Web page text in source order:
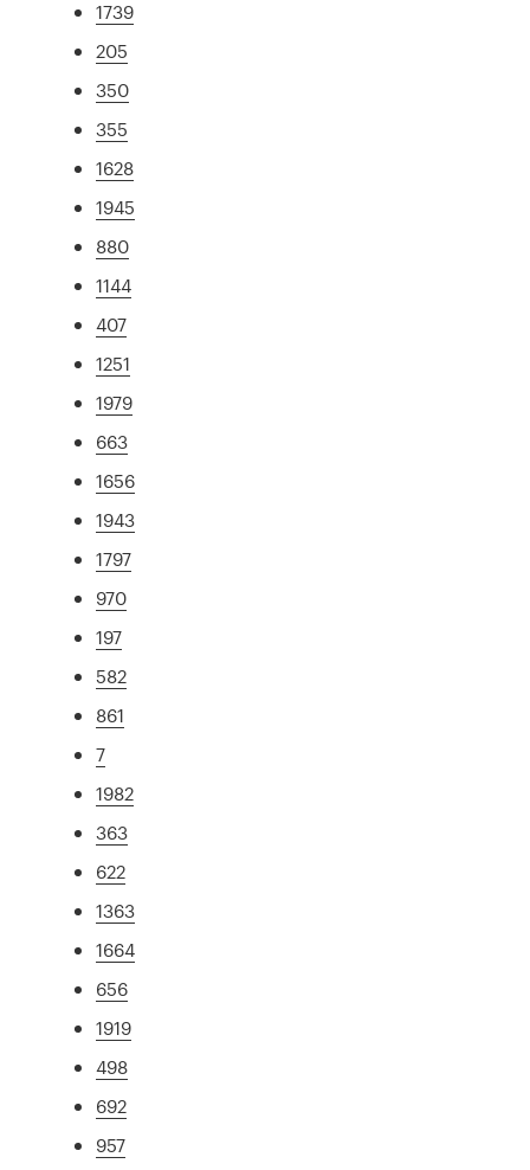
1739
205
350
355
1628
1945
880
1144
407
1251
1979
663
1656
1943
1797
970
197
582
861
7
1982
363
622
1363
1664
656
1919
498
692
957